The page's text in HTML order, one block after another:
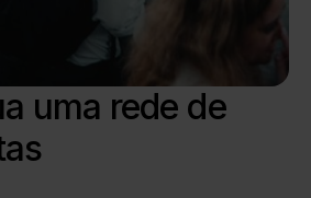
uma rede de